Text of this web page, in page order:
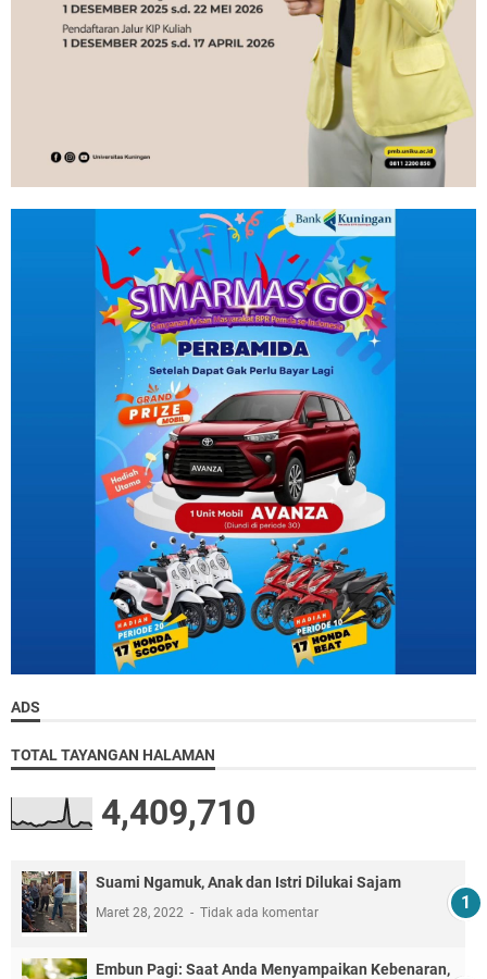
ADS
TOTAL TAYANGAN HALAMAN
4,409,710
Suami Ngamuk, Anak dan Istri Dilukai Sajam
Maret 28, 2022 Tidak ada komentar
Embun Pagi: Saat Anda Menyampaikan Kebenaran,